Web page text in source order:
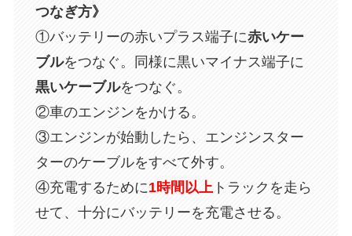
つなぎ方》
①バッテリーの赤いプラス端子に赤いケー
ブルをつなぐ。同様に黒いマイナス端子に
黒いケーブルをつなぐ。
②車のエンジンをかける。
③エンジンが始動したら、エンジンスター
ターのケーブルをすべて外す。
④充電するために1時間以上トラックを走ら
せて、十分にバッテリーを充電させる。